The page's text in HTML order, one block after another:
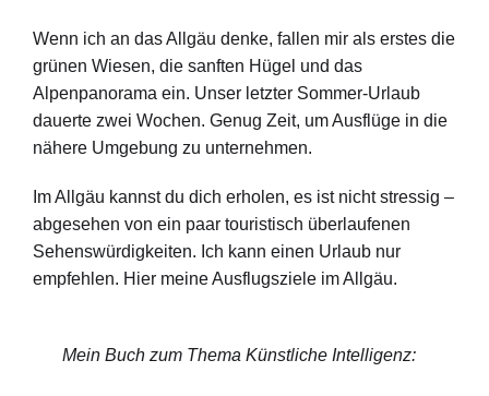
Wenn ich an das Allgäu denke, fallen mir als erstes die
grünen Wiesen, die sanften Hügel und das
Alpenpanorama ein. Unser letzter Sommer-Urlaub
dauerte zwei Wochen. Genug Zeit, um Ausflüge in die
nähere Umgebung zu unternehmen.
Im Allgäu kannst du dich erholen, es ist nicht stressig –
abgesehen von ein paar touristisch überlaufenen
Sehenswürdigkeiten. Ich kann einen Urlaub nur
empfehlen. Hier meine Ausflugsziele im Allgäu.
Mein Buch zum Thema Künstliche Intelligenz: